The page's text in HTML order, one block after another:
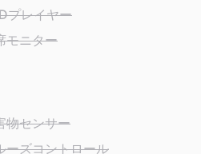
プレイヤー
モニター
物センサー
ーズコントロール